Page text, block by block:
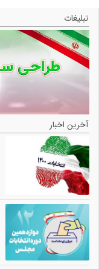
تبلیغات
آخرین اخبار